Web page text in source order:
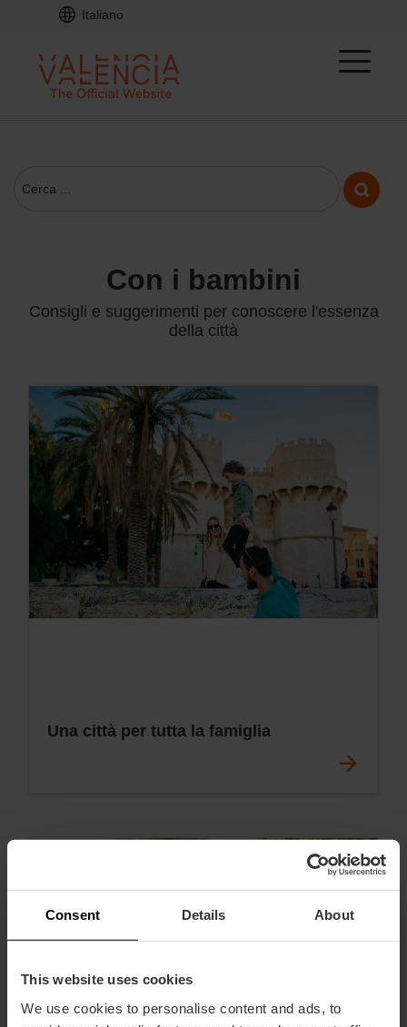
Consent Details About
This website uses cookies
We use cookies to personalise content and ads, to
Italiano
con i bambini
Consigli e suggerimenti per conoscere l'essenza
della città
Una città per tutta la famiglia